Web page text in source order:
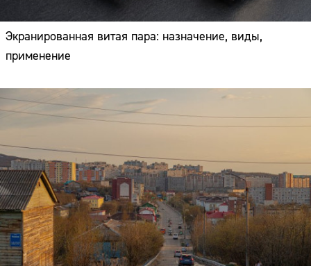
Экранированная витая пара: назначение, виды,
применение